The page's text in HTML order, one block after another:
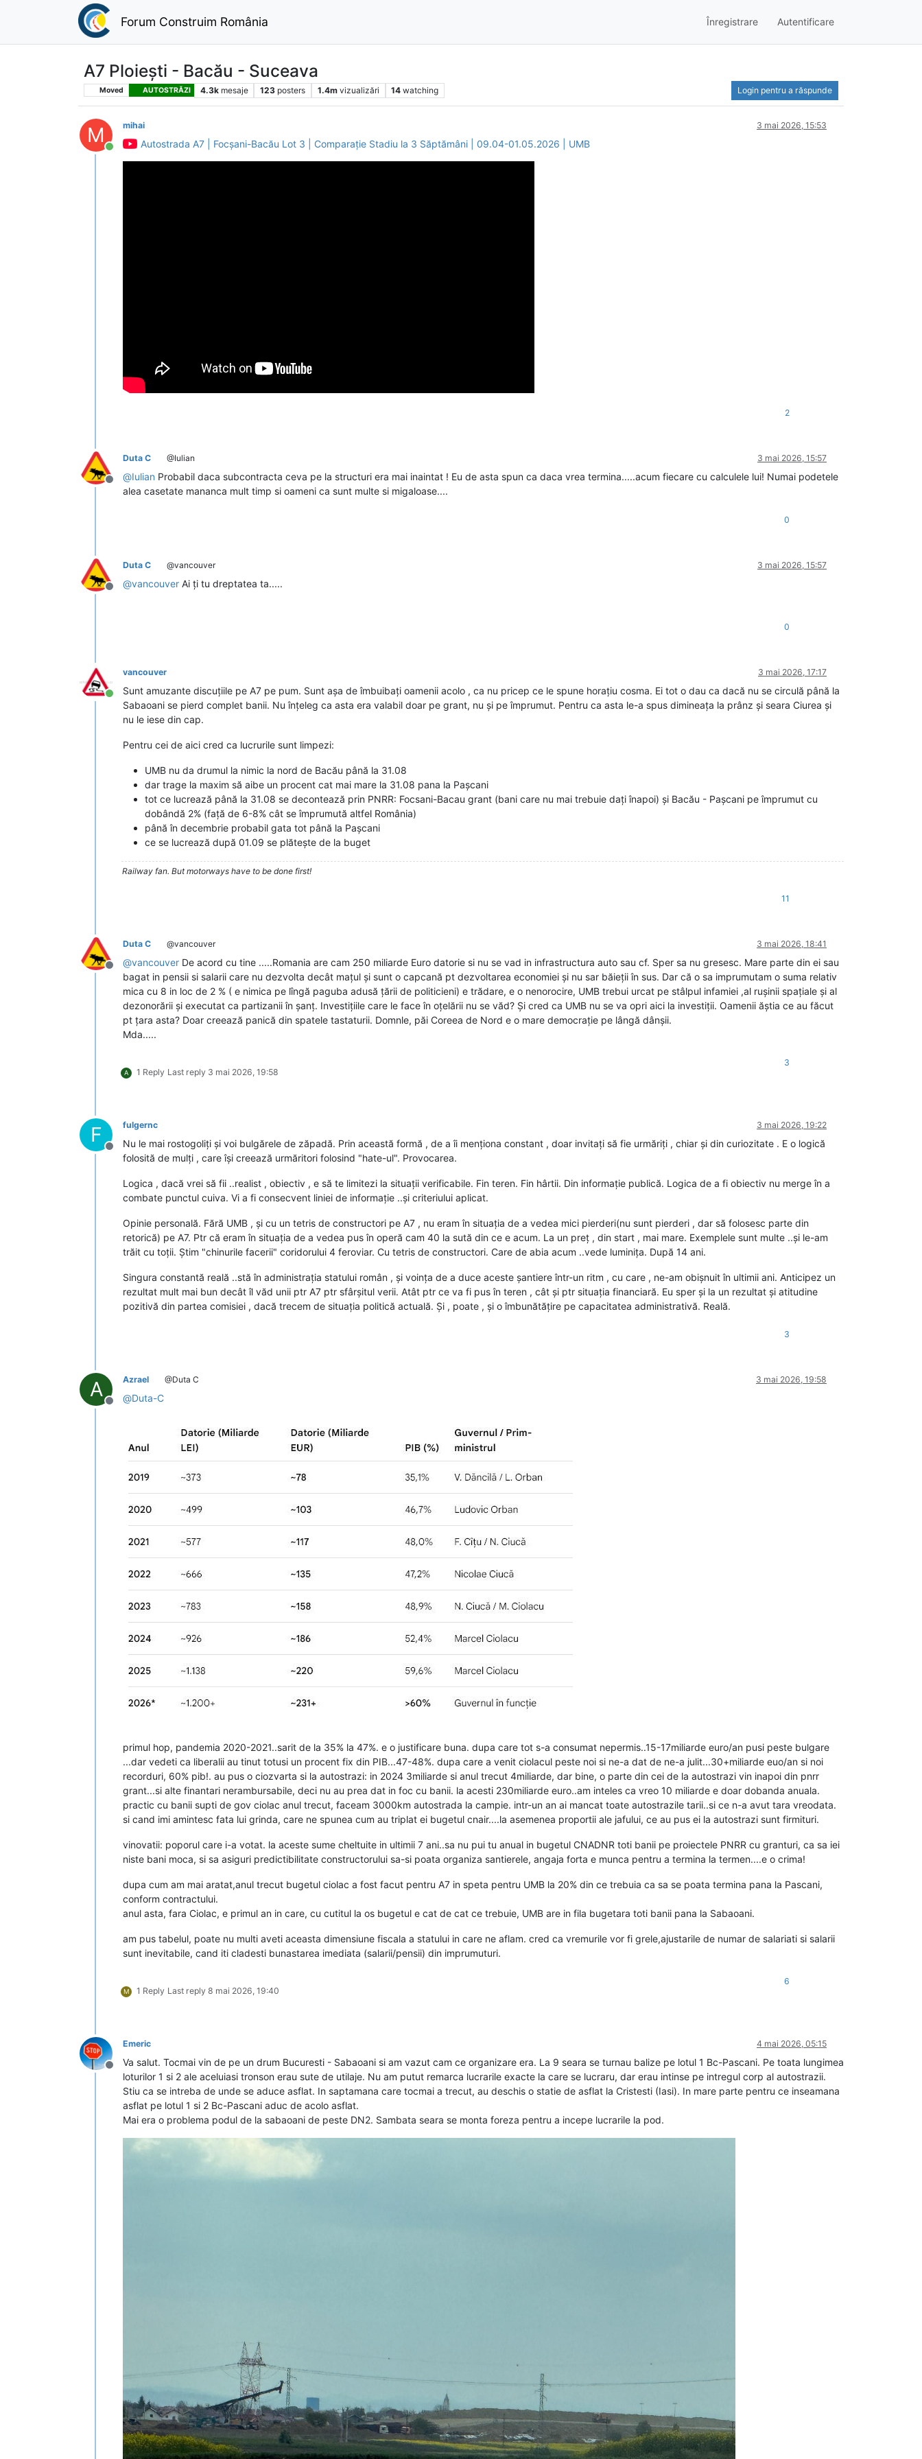
Forum Construim România Înregistrare Autentificare
A7 Ploiești - Bacău - Suceava
Moved AUTOSTRĂZI 4.3k mesaje 123 posters 1.4m vizualizări 14 watching Login pentru a răspunde
M
Conectat
mihai 3 mai 2026, 15:53
Autostrada A7 | Focșani-Bacău Lot 3 | Comparație Stadiu la 3 Săptămâni | 09.04-01.05.2026 | UMB
2
Deconectat
Duta C @Iulian 3 mai 2026, 15:57
@Iulian Probabil daca subcontracta ceva pe la structuri era mai inaintat ! Eu de asta spun ca daca vrea termina.....acum fiecare cu calculele lui! Numai podetele
alea casetate mananca mult timp si oameni ca sunt multe si migaloase....
0
Deconectat
Duta C @vancouver 3 mai 2026, 15:57
@vancouver Ai ți tu dreptatea ta.....
0
Conectat
vancouver 3 mai 2026, 17:17
Sunt amuzante discuțiile pe A7 pe pum. Sunt așa de îmbuibați oamenii acolo , ca nu pricep ce le spune horațiu cosma. Ei tot o dau ca dacă nu se circulă până la
Sabaoani se pierd complet banii. Nu înțeleg ca asta era valabil doar pe grant, nu și pe împrumut. Pentru ca asta le-a spus dimineața la prânz și seara Ciurea și
nu le iese din cap.
Pentru cei de aici cred ca lucrurile sunt limpezi:
UMB nu da drumul la nimic la nord de Bacău până la 31.08
dar trage la maxim să aibe un procent cat mai mare la 31.08 pana la Pașcani
tot ce lucrează până la 31.08 se decontează prin PNRR: Focsani-Bacau grant (bani care nu mai trebuie dați înapoi) și Bacău - Pașcani pe împrumut cu
dobândă 2% (față de 6-8% cât se împrumută altfel România)
până în decembrie probabil gata tot până la Pașcani
ce se lucrează după 01.09 se plătește de la buget
Railway fan. But motorways have to be done first!
11
Deconectat
Duta C @vancouver 3 mai 2026, 18:41
@vancouver De acord cu tine .....Romania are cam 250 miliarde Euro datorie si nu se vad in infrastructura auto sau cf. Sper sa nu gresesc. Mare parte din ei sau
bagat in pensii si salarii care nu dezvolta decât mațul și sunt o capcană pt dezvoltarea economiei și nu sar băieții în sus. Dar că o sa imprumutam o suma relativ
mica cu 8 in loc de 2 % ( e nimica pe lîngă paguba adusă țării de politicieni) e trădare, e o nenorocire, UMB trebui urcat pe stâlpul infamiei ,al rușinii spațiale și al
dezonorării și executat ca partizanii în șanț. Investițiile care le face în oțelării nu se văd? Și cred ca UMB nu se va opri aici la investiții. Oamenii ăștia ce au făcut
pt țara asta? Doar creează panică din spatele tastaturii. Domnle, păi Coreea de Nord e o mare democrație pe lângă dânșii.
Mda.....
A 1 Reply Last reply 3 mai 2026, 19:58
3
F
Deconectat
fulgernc 3 mai 2026, 19:22
Nu le mai rostogoliți și voi bulgărele de zăpadă. Prin această formă , de a îi menționa constant , doar invitați să fie urmăriți , chiar și din curiozitate . E o logică
folosită de mulți , care își creează urmăritori folosind "hate-ul". Provocarea.
Logica , dacă vrei să fii ..realist , obiectiv , e să te limitezi la situații verificabile. Fin teren. Fin hârtii. Din informație publică. Logica de a fi obiectiv nu merge în a
combate punctul cuiva. Vi a fi consecvent liniei de informație ..și criteriului aplicat.
Opinie personală. Fără UMB , și cu un tetris de constructori pe A7 , nu eram în situația de a vedea mici pierderi(nu sunt pierderi , dar să folosesc parte din
retorică) pe A7. Ptr că eram în situația de a vedea pus în operă cam 40 la sută din ce e acum. La un preț , din start , mai mare. Exemplele sunt multe ..și le-am
trăit cu toții. Știm "chinurile facerii" coridorului 4 feroviar. Cu tetris de constructori. Care de abia acum ..vede luminița. După 14 ani.
Singura constantă reală ..stă în administrația statului român , și voința de a duce aceste șantiere într-un ritm , cu care , ne-am obișnuit în ultimii ani. Anticipez un
rezultat mult mai bun decât îl văd unii ptr A7 ptr sfârșitul verii. Atât ptr ce va fi pus în teren , cât și ptr situația financiară. Eu sper și la un rezultat și atitudine
pozitivă din partea comisiei , dacă trecem de situația politică actuală. Și , poate , și o îmbunătățire pe capacitatea administrativă. Reală.
3
A
Deconectat
Azrael @Duta C 3 mai 2026, 19:58
@Duta-C
primul hop, pandemia 2020-2021..sarit de la 35% la 47%. e o justificare buna. dupa care tot s-a consumat nepermis..15-17miliarde euro/an pusi peste bulgare
...dar vedeti ca liberalii au tinut totusi un procent fix din PIB...47-48%. dupa care a venit ciolacul peste noi si ne-a dat de ne-a julit...30+miliarde euo/an si noi
recorduri, 60% pib!. au pus o ciozvarta si la autostrazi: in 2024 3miliarde si anul trecut 4miliarde, dar bine, o parte din cei de la autostrazi vin inapoi din pnrr
grant...si alte finantari nerambursabile, deci nu au prea dat in foc cu banii. la acesti 230miliarde euro..am inteles ca vreo 10 miliarde e doar dobanda anuala.
practic cu banii supti de gov ciolac anul trecut, faceam 3000km autostrada la campie. intr-un an ai mancat toate autostrazile tarii..si ce n-a avut tara vreodata.
si cand imi amintesc fata lui grinda, care ne spunea cum au triplat ei bugetul cnair....la asemenea proportii ale jafului, ce au pus ei la autostrazi sunt firmituri.
vinovatii: poporul care i-a votat. la aceste sume cheltuite in ultimii 7 ani..sa nu pui tu anual in bugetul CNADNR toti banii pe proiectele PNRR cu granturi, ca sa iei
niste bani moca, si sa asiguri predictibilitate constructorului sa-si poata organiza santierele, angaja forta e munca pentru a termina la termen....e o crima!
dupa cum am mai aratat,anul trecut bugetul ciolac a fost facut pentru A7 in speta pentru UMB la 20% din ce trebuia ca sa se poata termina pana la Pascani,
conform contractului.
anul asta, fara Ciolac, e primul an in care, cu cutitul la os bugetul e cat de cat ce trebuie, UMB are in fila bugetara toti banii pana la Sabaoani.
am pus tabelul, poate nu multi aveti aceasta dimensiune fiscala a statului in care ne aflam. cred ca vremurile vor fi grele,ajustarile de numar de salariati si salarii
sunt inevitabile, cand iti cladesti bunastarea imediata (salarii/pensii) din imprumuturi.
M 1 Reply Last reply 8 mai 2026, 19:40
6
Deconectat
Emeric 4 mai 2026, 05:15
Va salut. Tocmai vin de pe un drum Bucuresti - Sabaoani si am vazut cam ce organizare era. La 9 seara se turnau balize pe lotul 1 Bc-Pascani. Pe toata lungimea
loturilor 1 si 2 ale aceluiasi tronson erau sute de utilaje. Nu am putut remarca lucrarile exacte la care se lucraru, dar erau intinse pe intregul corp al autostrazii.
Stiu ca se intreba de unde se aduce asflat. In saptamana care tocmai a trecut, au deschis o statie de asflat la Cristesti (Iasi). In mare parte pentru ce inseamana
asflat pe lotul 1 si 2 Bc-Pascani aduc de acolo asflat.
Mai era o problema podul de la sabaoani de peste DN2. Sambata seara se monta foreza pentru a incepe lucrarile la pod.